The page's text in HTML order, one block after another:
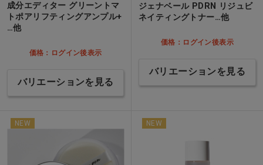
成分エディター グリーントマ
トポアリフティングアンプル+
…他
価格：ログイン後表示
バリエーションを見る
ジェナベール PDRN リジュビ
ネイティングトナー…他
価格：ログイン後表示
バリエーションを見る
NEW NEW